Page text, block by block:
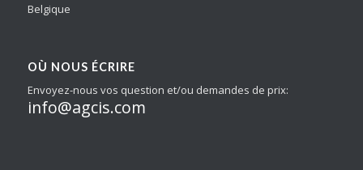
Belgique
OÙ NOUS ÉCRIRE
Envoyez-nous vos question et/ou demandes de prix:
info@agcis.com